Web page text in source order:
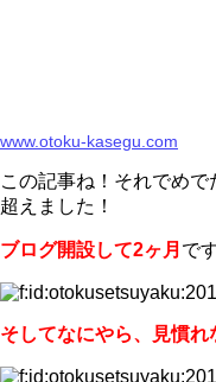
www.otoku-kasegu.com
この記事ね！それでめ
超えました！
ブログ開設して2ヶ月 で
そしてなにやら、見慣れ